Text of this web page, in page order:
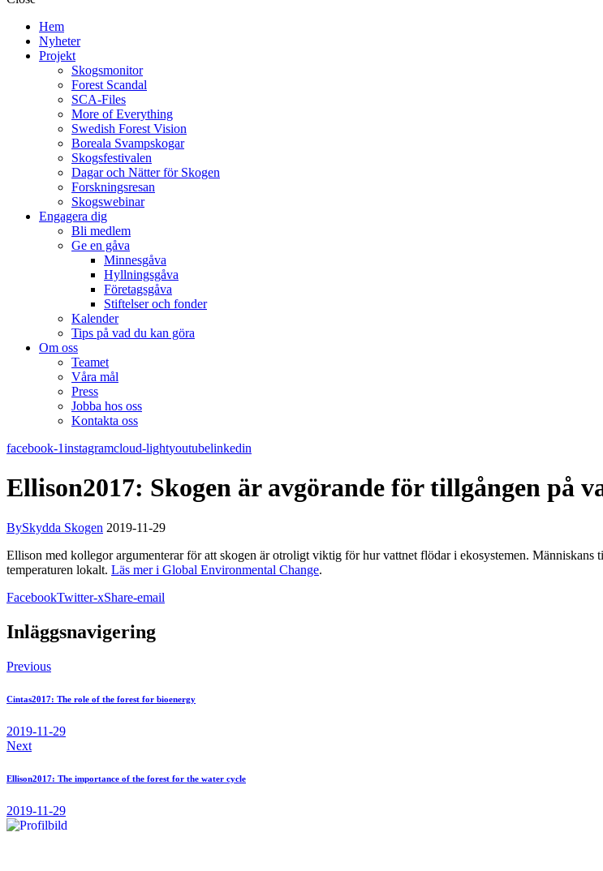
Hem
Nyheter
Projekt
Skogsmonitor
Forest Scandal
SCA-Files
More of Everything
Swedish Forest Vision
Boreala Svampskogar
Skogsfestivalen
Dagar och Nätter för Skogen
Forskningsresan
Skogswebinar
Engagera dig
Bli medlem
Ge en gåva
Minnesgåva
Hyllningsgåva
Företagsgåva
Stiftelser och fonder
Kalender
Tips på vad du kan göra
Om oss
Teamet
Våra mål​
Press
Jobba hos oss
Kontakta oss
facebook-1instagramcloud-lightyoutubelinkedin
Ellison2017: Skogen är avgörande för tillgången på
BySkydda Skogen 2019-11-29
Ellison med kollegor argumenterar för att skogen är otroligt viktig för hur vattnet flödar i ekosystemen.
temperaturen lokalt. Läs mer i Global Environmental Change.
FacebookTwitter-xShare-email
Inläggsnavigering
Previous
Cintas2017: The role of the forest for bioenergy
2019-11-29
Next
Ellison2017: The importance of the forest for the water cycle
2019-11-29